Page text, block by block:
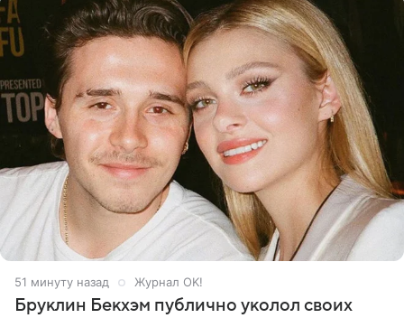
51 минуту назад Журнал OK!
Бруклин Бекхэм публично уколол своих